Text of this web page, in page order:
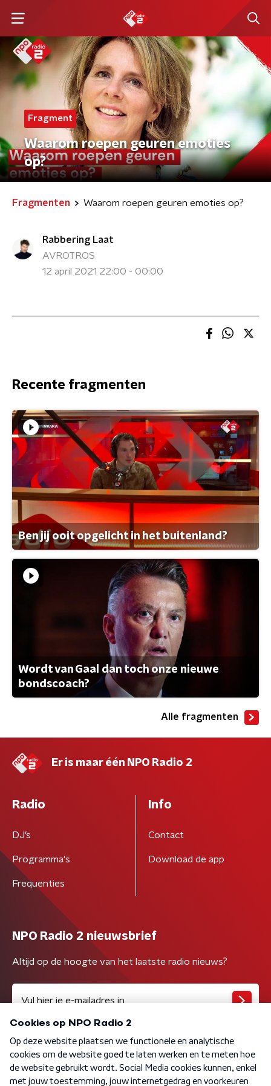
Fragment
Waarom roepen geuren emoties
op?
Fragmenten Waarom roepen geuren emoties op?
Rabbering Laat
AVROTROS
12 april 2021 22:00 - 00:00
Recente fragmenten
Ben jij ooit opgelicht in het buitenland?
Wordt van Gaal dan toch onze nieuwe
bondscoach?
Alle fragmenten
Er is maar één NPO Radio 2
Radio
DJ’s
Programma's
Frequenties
Info
Contact
Download de app
NPO Radio 2 nieuwsbrief
Altijd op de hoogte van het laatste radio nieuws?
Algemene voorwaarden